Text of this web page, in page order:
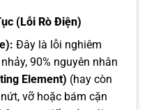
(Lỗi Rò Điện)
Đây là lỗi nghiêm
90% nguyên nhân
Element) (hay còn
vỡ hoặc bám cặn